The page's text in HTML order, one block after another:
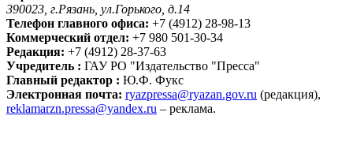
390023, г.Рязань, ул.Горького, д.14
Телефон главного офиса: +7 (4912) 28-98-13
Коммерческий отдел: +7 980 501-30-34
Редакция: +7 (4912) 28-37-63
Учредитель : ГАУ РО "Издательство "Пресса"
Главный редактор : Ю.Ф. Фукс
Электронная почта: ryazpressa@ryazan.gov.ru (редакция),
reklamarzn.pressa@yandex.ru – реклама.